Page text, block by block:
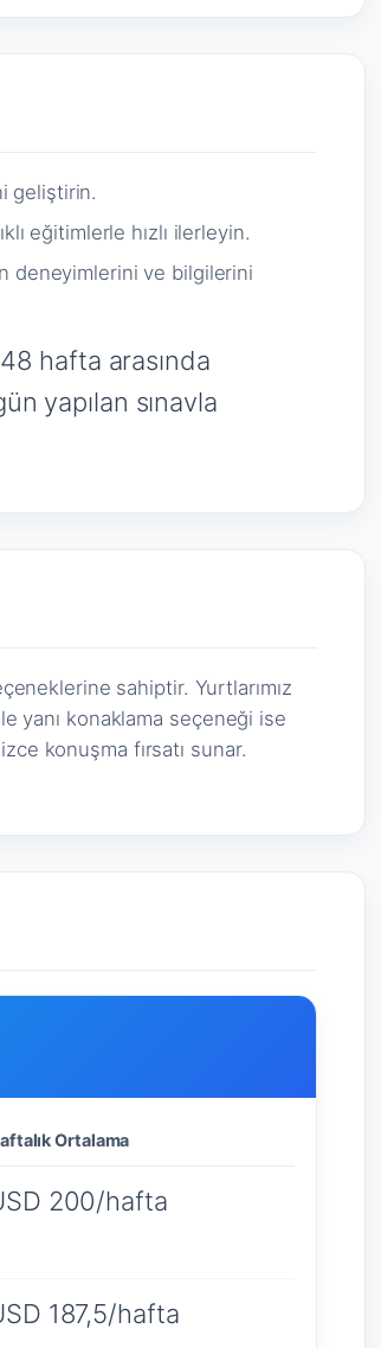
geliştirin.
eğitimlerle hızlı ilerleyin.
deneyimlerini ve bilgilerini
hafta arasında
yapılan sınavla
sahiptir. Yurtlarımız
yanı konaklama seçeneği ise
konuşma fırsatı sunar.
Ortalama
200/hafta
187,5/hafta